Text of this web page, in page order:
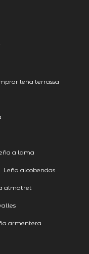
leña terrassa
a lama
Leña alcobendas
almatret
armentera